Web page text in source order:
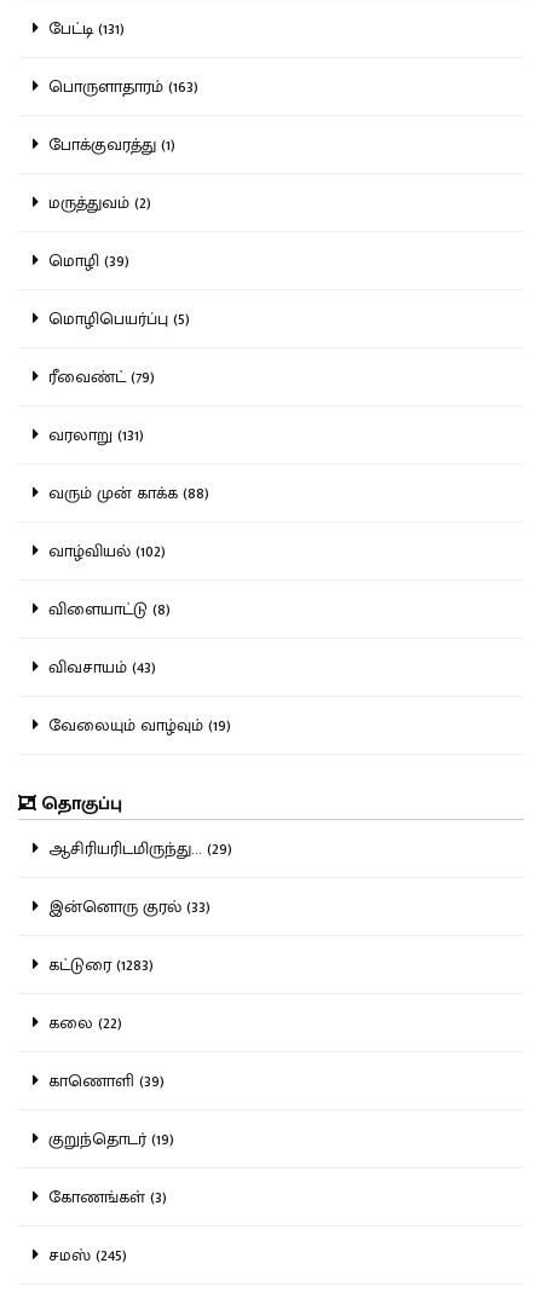
பேட்டி (131)
பொருளாதாரம் (163)
போக்குவரத்து (1)
மருத்துவம் (2)
மொழி (39)
மொழிபெயர்ப்பு (5)
ரீவைண்ட் (79)
வரலாறு (131)
வரும் முன் காக்க (88)
வாழ்வியல் (102)
விளையாட்டு (8)
விவசாயம் (43)
வேலையும் வாழ்வும் (19)
தொகுப்பு
ஆசிரியரிடமிருந்து... (29)
இன்னொரு குரல் (33)
கட்டுரை (1283)
கலை (22)
காணொளி (39)
குறுந்தொடர் (19)
கோணங்கள் (3)
சமஸ் (245)